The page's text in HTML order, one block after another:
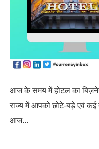
आज के समय में होटल का
राज्य में आपको छोटे-बड़े एवं
आज...